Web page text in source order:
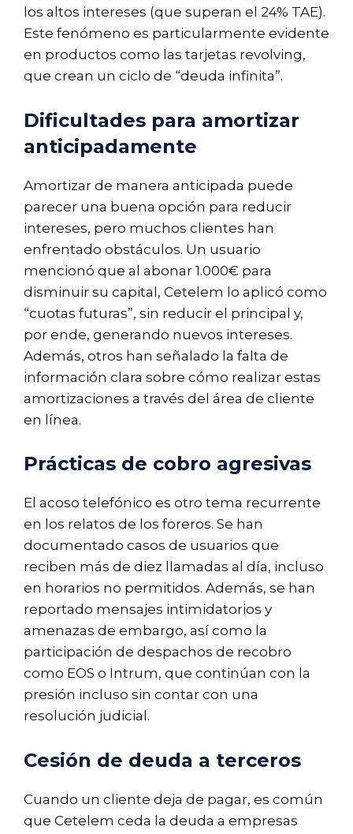
los altos intereses (que superan el 24% TAE).
Este fenómeno es particularmente evidente
en productos como las tarjetas revolving,
que crean un ciclo de “deuda infinita”.
Dificultades para amortizar
anticipadamente
Amortizar de manera anticipada puede
parecer una buena opción para reducir
intereses, pero muchos clientes han
enfrentado obstáculos. Un usuario
mencionó que al abonar 1.000€ para
disminuir su capital, Cetelem lo aplicó como
“cuotas futuras”, sin reducir el principal y,
por ende, generando nuevos intereses.
Además, otros han señalado la falta de
información clara sobre cómo realizar estas
amortizaciones a través del área de cliente
en línea.
Prácticas de cobro agresivas
El acoso telefónico es otro tema recurrente
en los relatos de los foreros. Se han
documentado casos de usuarios que
reciben más de diez llamadas al día, incluso
en horarios no permitidos. Además, se han
reportado mensajes intimidatorios y
amenazas de embargo, así como la
participación de despachos de recobro
como EOS o Intrum, que continúan con la
presión incluso sin contar con una
resolución judicial.
Cesión de deuda a terceros
Cuando un cliente deja de pagar, es común
que Cetelem ceda la deuda a empresas